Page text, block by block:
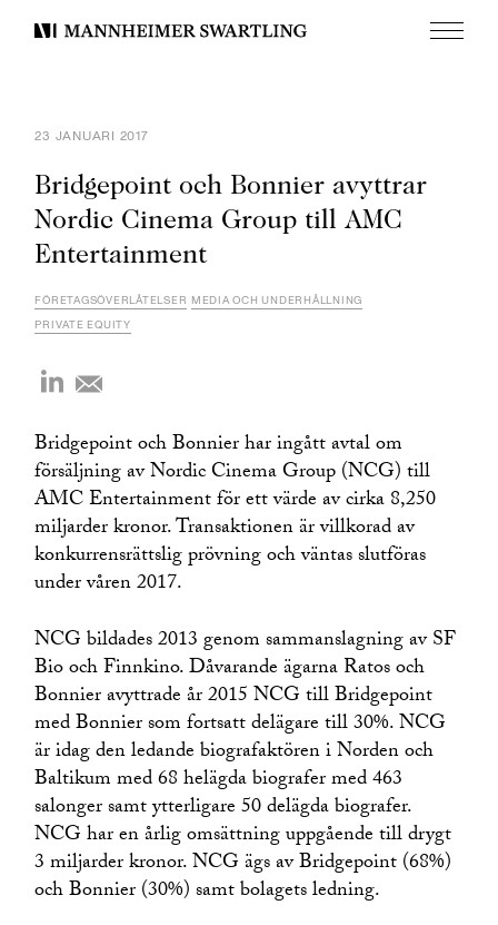
Mannheimer
Meny
23 JANUARI 2017
Bridgepoint och Bonnier avyttrar
Nordic Cinema Group till AMC
Entertainment
FÖRETAGSÖVERLÅTELSER MEDIA OCH UNDERHÅLLNING
PRIVATE EQUITY
Bridgepoint och Bonnier har ingått avtal om
försäljning av Nordic Cinema Group (NCG) till
AMC Entertainment för ett värde av cirka 8,250
miljarder kronor. Transaktionen är villkorad av
konkurrensrättslig prövning och väntas slutföras
under våren 2017.
NCG bildades 2013 genom sammanslagning av SF
Bio och Finnkino. Dåvarande ägarna Ratos och
Bonnier avyttrade år 2015 NCG till Bridgepoint
med Bonnier som fortsatt delägare till 30%. NCG
är idag den ledande biografaktören i Norden och
Baltikum med 68 helägda biografer med 463
salonger samt ytterligare 50 delägda biografer.
NCG har en årlig omsättning uppgående till drygt
3 miljarder kronor. NCG ägs av Bridgepoint (68%)
och Bonnier (30%) samt bolagets ledning.